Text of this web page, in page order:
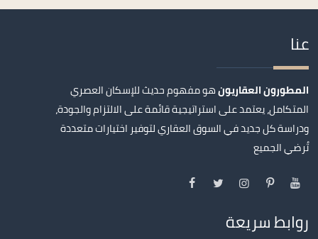
عنا
المطورون العقاريونهو مفهوم حديث للإسكان العصري
المتكامل، يعتمد على استراتيجية قائمة على الالتزام والجودة،
ودراسة كل جديد في السوق العقاري لتوفير اختيارات متعددة
تُرضي الجميع
روابط سريعة